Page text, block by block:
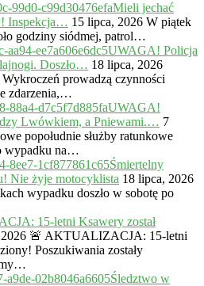
Mieli jechać
Inspekcja… 15 lipca, 2026 W piątek
godziny siódmej, patrol…
UWAGA! Policja
Doszło… 18 lipca, 2026
prowadzą czynności
zdarzenia,…
UWAGA!
Lwówkiem, a Pniewami.… 7
popołudnie służby ratunkowe
wypadku na…
Śmiertelny
Nie żyje motocyklista 18 lipca, 2026
wypadku doszło w sobotę po
15-letni Ksawery został
🚨 AKTUALIZACJA: 15-letni
Poszukiwania zostały
Śledztwo w